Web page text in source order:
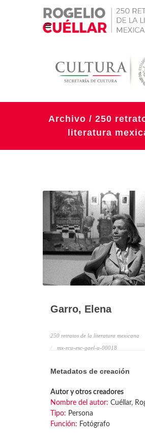
Archivo / 250
literatura
Garro, Elena
250 retratos de la literatura mexicana
mx-rcu-esc-gael-a-00018
Metadatos de creación
Autor y otros creadores
Nombre del autor: Cuéllar,
Tipo: Persona
Función: Fotógrafo